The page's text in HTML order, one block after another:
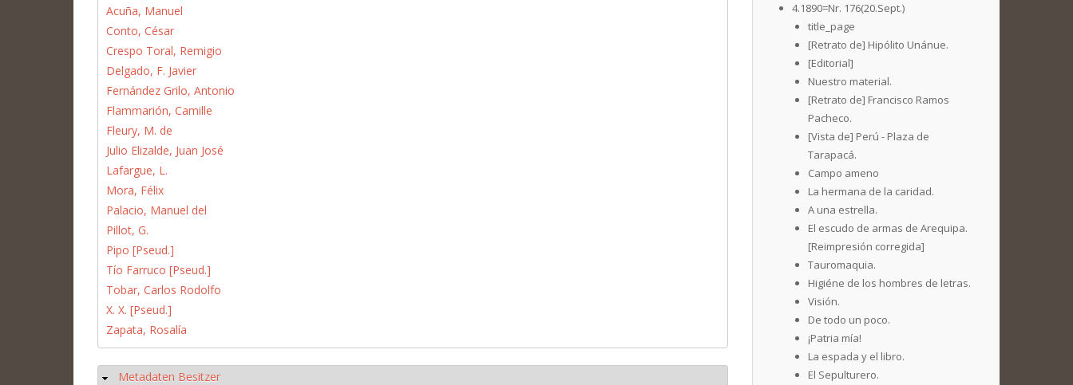
Acuña, Manuel
Conto, César
Crespo Toral, Remigio
Delgado, F. Javier
Fernández Grilo, Antonio
Flammarión, Camille
Fleury, M. de
Julio Elizalde, Juan José
Lafargue, L.
Mora, Félix
Palacio, Manuel del
Pillot, G.
Pipo [Pseud.]
Tío Farruco [Pseud.]
Tobar, Carlos Rodolfo
X. X. [Pseud.]
Zapata, Rosalía
Ausblenden
Metadaten Besitzer
4.1890=Nr. 176(20.Sept.)
title_page
[Retrato de] Hipólito Unánue.
[Editorial]
Nuestro material.
[Retrato de] Francisco Ramos
Pacheco.
[Vista de] Perú - Plaza de
Tarapacá.
Campo ameno
La hermana de la caridad.
A una estrella.
El escudo de armas de Arequipa.
[Reimpresión corregida]
Tauromaquia.
Higiéne de los hombres de letras.
Visión.
De todo un poco.
¡Patria mía!
La espada y el libro.
El Sepulturero.